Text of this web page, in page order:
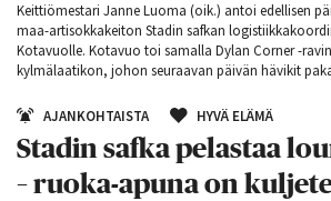
Keittiömestari Janne Luoma (oik.) antoi edellisen
maa-artisokkakeiton Stadin safkan
Kotavuolle. Kotavuo toi samalla Dylan Corner -
kylmälaatikon, johon seuraavan päivän hävikit
AJANKOHTAISTA HYVÄ ELÄMÄ
Stadin safka pelastaa
– ruoka-apuna on